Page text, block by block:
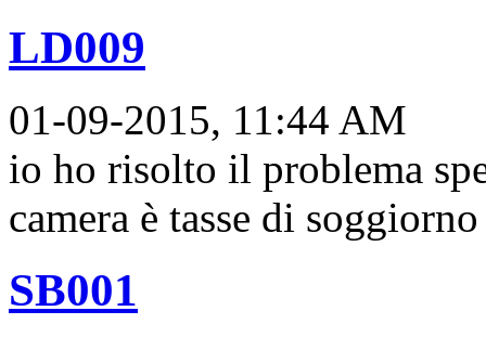
LD009
01-09-2015, 11:44 AM
io ho risolto il problema
camera è tasse di
SB001